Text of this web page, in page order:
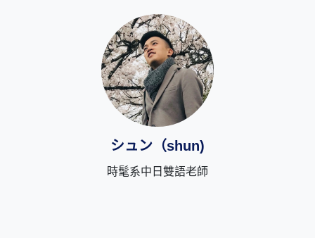
シュン（shun)
時髦系中日雙語老師